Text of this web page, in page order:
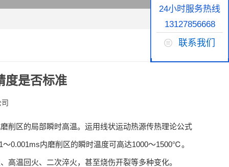
度是否标准
削区的局部瞬时高温。运用线状运动热源传热理论公式
0.001ms内磨削区的瞬时温度可高达1000～1500℃。
高温回火、二次淬火，甚至烧伤开裂等多种变化。
24小时服务热线
13127856668
联系我们